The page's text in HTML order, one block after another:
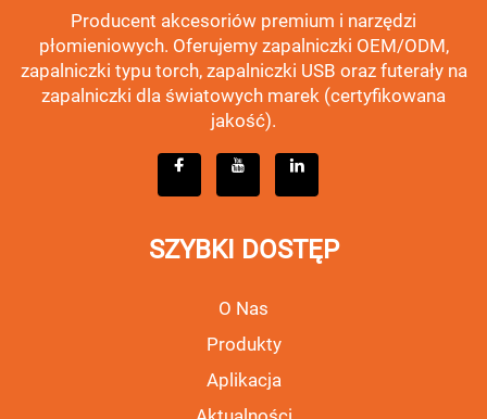
Producent akcesoriów premium i narzędzi
płomieniowych. Oferujemy zapalniczki OEM/ODM,
zapalniczki typu torch, zapalniczki USB oraz futerały na
zapalniczki dla światowych marek (certyfikowana
jakość).
SZYBKI DOSTĘP
O Nas
Produkty
Aplikacja